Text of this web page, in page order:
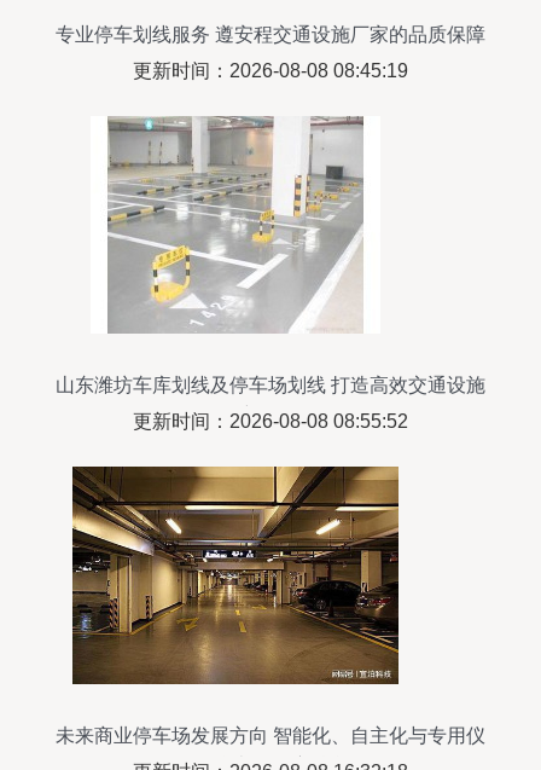
专业停车划线服务 遵安程交通设施厂家的品质保障
更新时间：2026-08-08 08:45:19
山东潍坊车库划线及停车场划线 打造高效交通设施
新标杆
更新时间：2026-08-08 08:55:52
未来商业停车场发展方向 智能化、自主化与专用仪
器仪表的深度融合